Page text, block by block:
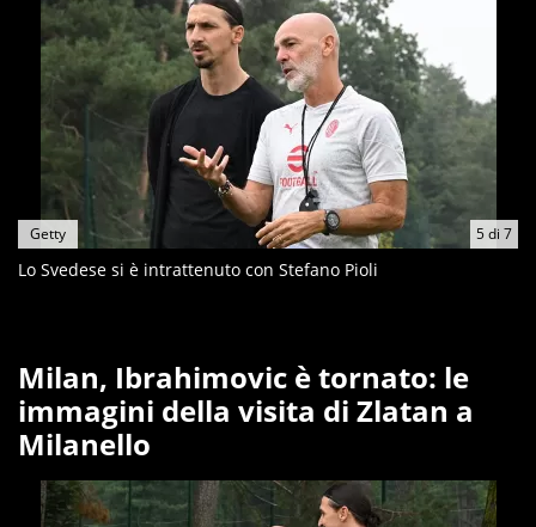
5di 7
Getty
Lo Svedese si è intrattenuto con Stefano Pioli
Milan, Ibrahimovic è tornato: le
immagini della visita di Zlatan a
Milanello